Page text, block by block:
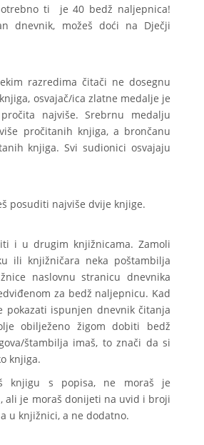
ti je 40 bedž naljepnica!
dnevnik, možeš doći na Dječji
razredima čitači ne dosegnu
osvajač/ica zlatne medalje je
najviše. Srebrnu medalju
pročitanih knjiga, a brončanu
knjiga. Svi sudionici osvajaju
posuditi najviše dvije knjige.
i u drugim knjižnicama. Zamoli
ili knjižničara neka poštambilja
naslovnu stranicu dnevnika
za bedž naljepnicu. Kad
pokazati ispunjen dnevnik čitanja
obilježeno žigom dobiti bedž
štambilja imaš, to znači da si
knjiga.
knjigu s popisa, ne moraš je
ali je moraš donijeti na uvid i broji
u knjižnici, a ne dodatno.